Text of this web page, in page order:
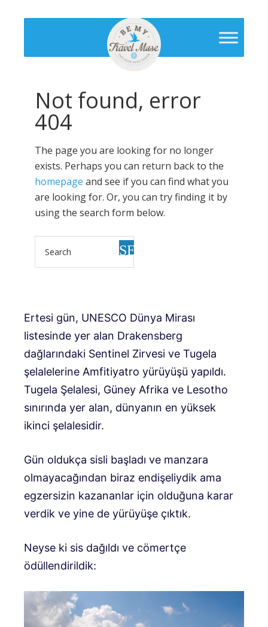
Ertesi gün, UNESCO Dünya Mirası
listesinde yer alan Drakensberg
dağlarındaki Sentinel Zirvesi ve Tugela
şelalelerine Amfitiyatro yürüyüşü yapıldı.
Tugela Şelalesi, Güney Afrika ve Lesotho
sınırında yer alan, dünyanın en yüksek
ikinci şelalesidir.
Gün oldukça sisli başladı ve manzara
olmayacağından biraz endişeliydik ama
egzersizin kazananlar için olduğuna karar
verdik ve yine de yürüyüşe çıktık.
Neyse ki sis dağıldı ve cömertçe
ödüllendirildik: